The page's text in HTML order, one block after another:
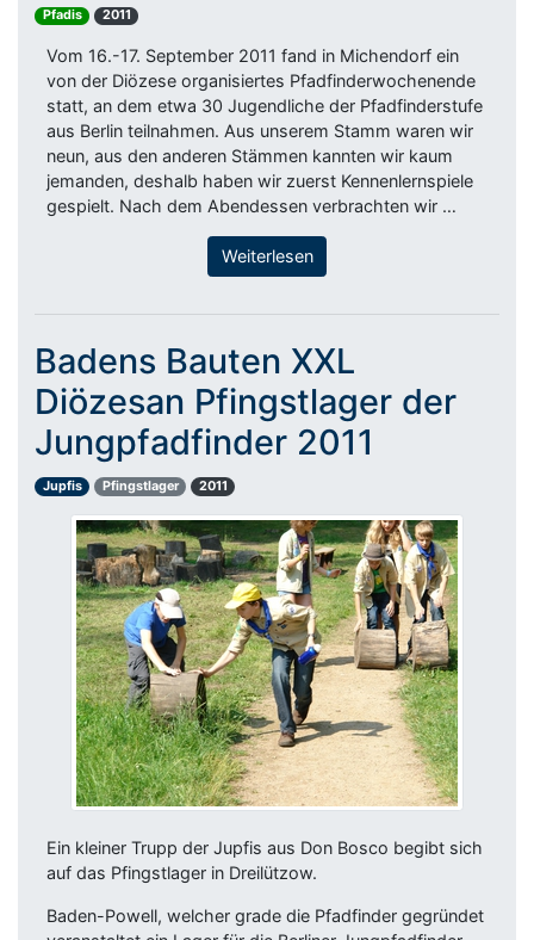
Pfadis 2011
Vom 16.-17. September 2011 fand in Michendorf ein
von der Diözese organisiertes Pfadfinderwochenende
statt, an dem etwa 30 Jugendliche der Pfadfinderstufe
aus Berlin teilnahmen. Aus unserem Stamm waren wir
neun, aus den anderen Stämmen kannten wir kaum
jemanden, deshalb haben wir zuerst Kennenlernspiele
gespielt. Nach dem Abendessen verbrachten wir …
Weiterlesen
Badens Bauten XXL
Diözesan Pfingstlager der
Jungpfadfinder 2011
Jupfis Pfingstlager 2011
Ein kleiner Trupp der Jupfis aus Don Bosco begibt sich
auf das Pfingstlager in Dreilützow.
Baden-Powell, welcher grade die Pfadfinder gegründet